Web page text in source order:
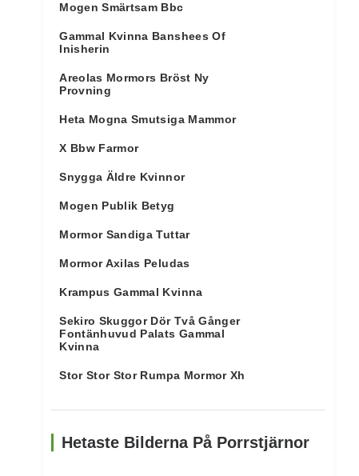
Mogen Smärtsam Bbc
Gammal Kvinna Banshees Of
Inisherin
Areolas Mormors Bröst Ny
Provning
Heta Mogna Smutsiga Mammor
X Bbw Farmor
Snygga Äldre Kvinnor
Mogen Publik Betyg
Mormor Sandiga Tuttar
Mormor Axilas Peludas
Krampus Gammal Kvinna
Sekiro Skuggor Dör Två Gånger
Fontänhuvud Palats Gammal
Kvinna
Stor Stor Stor Rumpa Mormor Xh
Hetaste Bilderna På Porrstjärnor